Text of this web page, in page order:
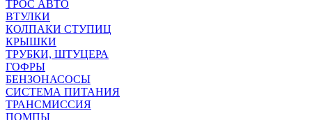
ТРОС АВТО
ВТУЛКИ
КОЛПАКИ СТУПИЦ
КРЫШКИ
ТРУБКИ, ШТУЦЕРА
ГОФРЫ
БЕНЗОНАСОСЫ
СИСТЕМА ПИТАНИЯ
ТРАНСМИССИЯ
ПОМПЫ